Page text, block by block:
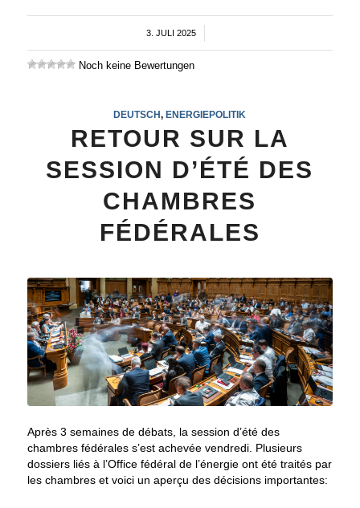
3. JULI 2025
Noch keine Bewertungen
DEUTSCH,ENERGIEPOLITIK
RETOUR SUR LA
SESSION D’ÉTÉ DES
CHAMBRES
FÉDÉRALES
Après 3 semaines de débats, la session d’été des
chambres fédérales s’est achevée vendredi. Plusieurs
dossiers liés à l’Office fédéral de l’énergie ont été traités par
les chambres et voici un aperçu des décisions importantes: